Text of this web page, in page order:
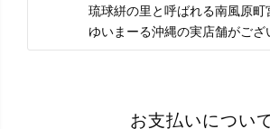
琉球絣の里と呼ばれる南風原町
ゆいまーる沖縄の実店舗がござ
お支払いについ